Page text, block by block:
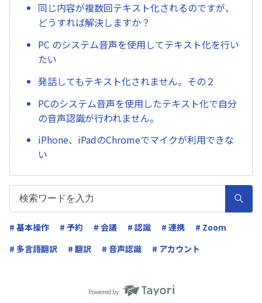
同じ内容が複数回テキスト化されるのですが、
どうすれば解決しますか？
PC のシステム音声を使用してテキスト化を行い
たい
発話してもテキスト化されません。その２
PCのシステム音声を使用したテキスト化で自分
の音声認識が行われません。
iPhone、iPadのChromeでマイクが利用できな
い
# 基本操作 # 予約 # 会議 # 認識 # 連携
# Zoom
# 多言語翻訳
# 翻訳 # 音声認識 # アカウント
Powered by